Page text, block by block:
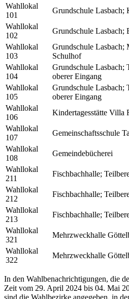
Wahllokal
101
Grundschule Lasbach;
Wahllokal
102
Grundschule Lasbach;
Wahllokal
103
Grundschule Lasbach;
Schulhof
Wahllokal
104
Grundschule Lasbach;
oberer Eingang
Wahllokal
105
Grundschule Lasbach;
oberer Eingang
Wahllokal
106
Kindertagesstätte Villa
Wahllokal
107
Gemeinschaftsschule
Wahllokal
108
Gemeindebücherei
Wahllokal
211
Fischbachhalle;
Wahllokal
212
Fischbachhalle;
Wahllokal
213
Fischbachhalle;
Wahllokal
321
Mehrzweckhalle
Wahllokal
322
Mehrzweckhalle
In den Wahlbenachrichtigungen, die
Zeit vom 29. April 2024 bis 04. Mai
sind die Wahlbezirke angegeben, in